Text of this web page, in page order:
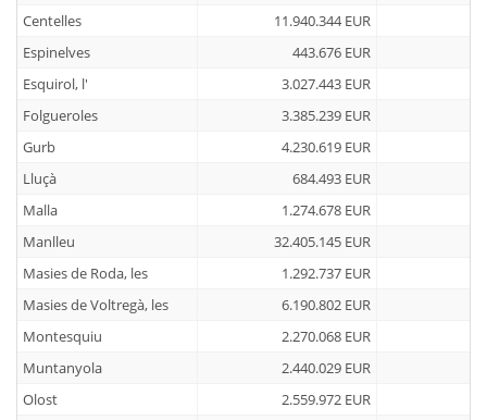
Centelles
11.940.344 EUR
Espinelves
443.676 EUR
Esquirol, l'
3.027.443 EUR
Folgueroles
3.385.239 EUR
Gurb
4.230.619 EUR
Lluçà
684.493 EUR
Malla
1.274.678 EUR
Manlleu
32.405.145 EUR
Masies de Roda, les
1.292.737 EUR
Masies de Voltregà, les
6.190.802 EUR
Montesquiu
2.270.068 EUR
Muntanyola
2.440.029 EUR
Olost
2.559.972 EUR